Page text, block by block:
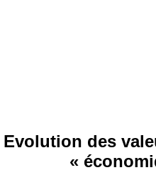
« Evolution des